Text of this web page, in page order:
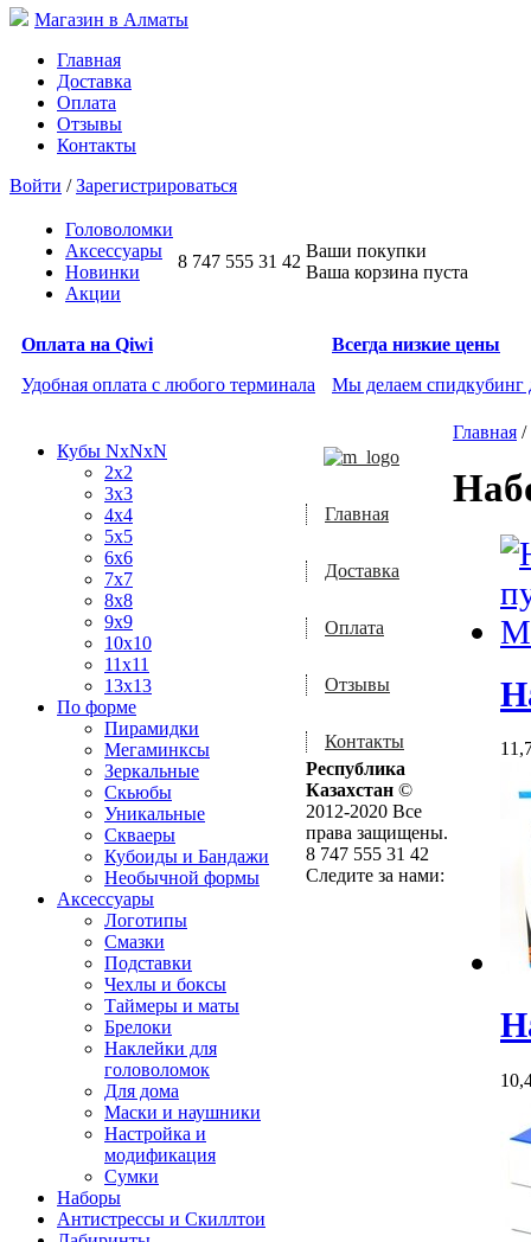
Магазин в Алматы
Главная
Доставка
Оплата
Отзывы
Контакты
Войти /Зарегистрироваться
Головоломки
Аксессуары
Новинки
Акции
8 747 555 31 42
Ваши покупки
Ваша корзина пуста
Оплата на Qiwi
Удобная оплата с любого терминала
Всегда низкие цены
Мы делаем спидкубинг
Кубы NxNxN
2x2
3x3
4x4
5x5
6x6
7x7
8x8
9x9
10x10
11x11
13x13
По форме
Пирамидки
Мегаминксы
Зеркальные
Скьюбы
Уникальные
Скваеры
Кубоиды и Бандажи
Необычной формы
Аксессуары
Логотипы
Смазки
Подставки
Чехлы и боксы
Таймеры и маты
Брелоки
Наклейки для
головоломок
Для дома
Маски и наушники
Настройка и
модификация
Сумки
Наборы
Антистрессы и Скиллтои
Главная /
Главная
Доставка
Оплата
Отзывы
Контакты
Республика
Казахстан ©
2012-2020 Все
права защищены.
8 747 555 31 42
Следите за нами: